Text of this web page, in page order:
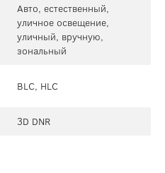
Авто, естественный,
уличное освещение,
уличный, вручную,
зональный
BLC, HLC
3D DNR